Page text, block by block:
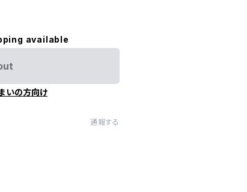
available
いの方向け
通報する